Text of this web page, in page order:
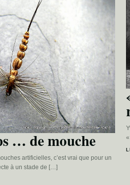
… de mouche
artificielles, c’est vrai que pour un
à un stade de […]